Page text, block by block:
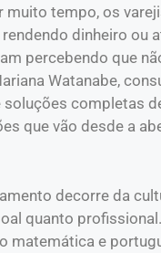
muito tempo, os
dinheiro ou
percebendo que
Watanabe,
completas
que vão desde a
decorre da
quanto
matemática e